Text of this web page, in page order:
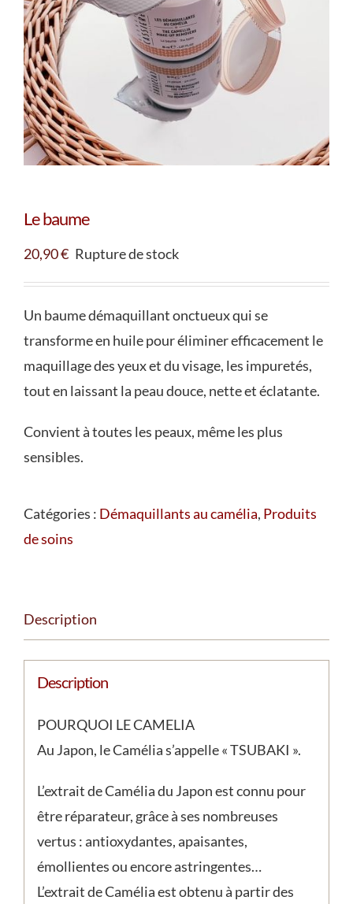
Le baume
20,90€ Rupture de stock
Un baume démaquillant onctueux qui se
transforme en huile pour éliminer efficacement le
maquillage des yeux et du visage, les impuretés,
tout en laissant la peau douce, nette et éclatante.
Convient à toutes les peaux, même les plus
sensibles.
Catégories : Démaquillants au camélia, Produits
de soins
Description
Description
POURQUOI LE CAMELIA
Au Japon, le Camélia s’appelle « TSUBAKI ».
L’extrait de Camélia du Japon est connu pour
être réparateur, grâce à ses nombreuses
vertus : antioxydantes, apaisantes,
émollientes ou encore astringentes…
L’extrait de Camélia est obtenu à partir des